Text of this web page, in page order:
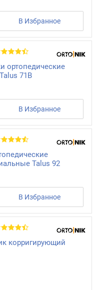
В Избранное
ортопедические
71В
В Избранное
Talus 92
В Избранное
корригирующий